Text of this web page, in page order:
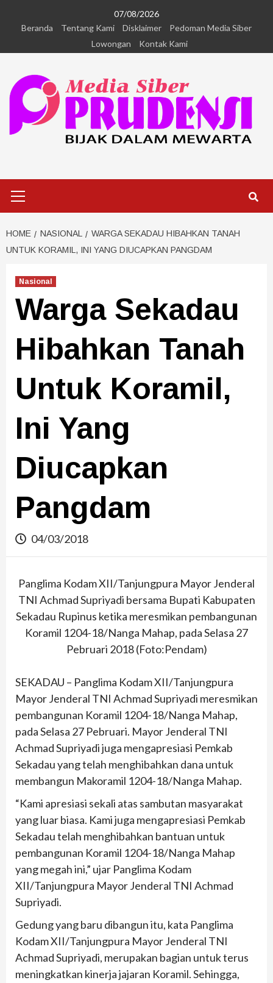
07/08/2026
Beranda
Tentang Kami Disklaimer
Pedoman Media Siber
Lowongan
Kontak Kami
HOME NASIONAL
WARGA SEKADAU HIBAHKAN TANAH
UNTUK KORAMIL, INI YANG DIUCAPKAN PANGDAM
Nasional
Warga Sekadau
Hibahkan Tanah
Untuk Koramil,
Ini Yang
Diucapkan
Pangdam
04/03/2018
Panglima Kodam XII/Tanjungpura Mayor Jenderal
TNI Achmad Supriyadi bersama Bupati Kabupaten
Sekadau Rupinus ketika meresmikan pembangunan
Koramil 1204-18/Nanga Mahap, pada Selasa 27
Pebruari 2018 (Foto:Pendam)
SEKADAU – Panglima Kodam XII/Tanjungpura
Mayor Jenderal TNI Achmad Supriyadi meresmikan
pembangunan Koramil 1204-18/Nanga Mahap,
pada Selasa 27 Pebruari. Mayor Jenderal TNI
Achmad Supriyadi juga mengapresiasi Pemkab
Sekadau yang telah menghibahkan dana untuk
membangun Makoramil 1204-18/Nanga Mahap.
“Kami apresiasi sekali atas sambutan masyarakat
yang luar biasa. Kami juga mengapresiasi Pemkab
Sekadau telah menghibahkan bantuan untuk
pembangunan Koramil 1204-18/Nanga Mahap
yang megah ini,” ujar Panglima Kodam
XII/Tanjungpura Mayor Jenderal TNI Achmad
Supriyadi.
Gedung yang baru dibangun itu, kata Panglima
Kodam XII/Tanjungpura Mayor Jenderal TNI
Achmad Supriyadi, merupakan bagian untuk terus
meningkatkan kinerja jajaran Koramil. Sehingga,